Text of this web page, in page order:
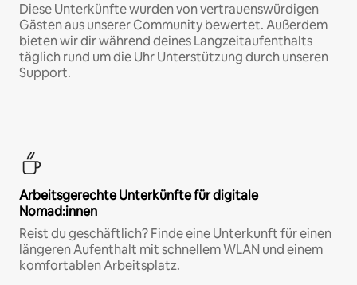
Diese Unterkünfte wurden von vertrauenswürdigen
Gästen aus unserer Community bewertet. Außerdem
bieten wir dir während deines Langzeitaufenthalts
täglich rund um die Uhr Unterstützung durch unseren
Support.
Arbeitsgerechte Unterkünfte für digitale
Nomad:innen
Reist du geschäftlich? Finde eine Unterkunft für einen
längeren Aufenthalt mit schnellem WLAN und einem
komfortablen Arbeitsplatz.